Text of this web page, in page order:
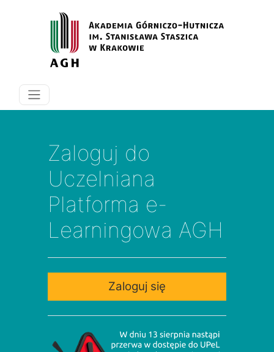
Zaloguj do
Uczelniana
Platforma e-
Learningowa AGH
Zaloguj się